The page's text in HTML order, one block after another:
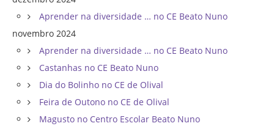
Aprender na diversidade … no CE Beato Nuno
novembro 2024
Aprender na diversidade … no CE Beato Nuno
Castanhas no CE Beato Nuno
Dia do Bolinho no CE de Olival
Feira de Outono no CE de Olival
Magusto no Centro Escolar Beato Nuno